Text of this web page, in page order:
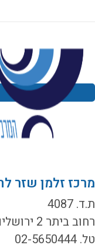
זלמן שזר
4087
ביתר 2 ירושלים 9104002